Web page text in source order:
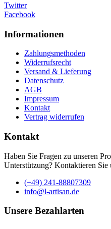
Twitter
Facebook
Informationen
Zahlungsmethoden
Widerrufsrecht
Versand & Lieferung
Datenschutz
AGB
Impressum
Kontakt
Vertrag widerrufen
Kontakt
Haben Sie Fragen zu unseren
Unterstützung? Kontaktieren Sie
(+49) 241-88807309
info@l-artisan.de
Unsere Bezahlarten